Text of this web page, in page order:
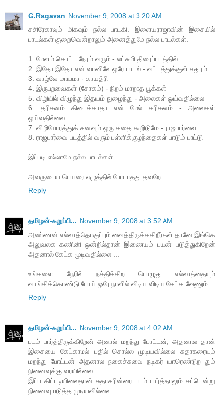
G.Ragavan November 9, 2008 at 3:20 AM
சசிரேகாவும் மிகவும் நல்ல பாடகி. இளையராஜாவின் இசையில்
பாடல்கள் குறைவென்றாலும் அனைத்துமே நல்ல பாடல்கள்.
1. மேளம் கொட்ட நேரம் வரும் - லட்சுமி திரைப்படத்தில்
2. இதோ இதோ என் வானிலே ஒரே பாடல் - வட்டத்துக்குள் சதுரம்
3. வாழ்வே மாயமா - காயத்ரி
4. இருபறவைகள் (சோகம்) - நிறம் மாறாத பூக்கள்
5. விழியில் விழுந்து இதயம் நுழைந்து - அலைகள் ஓய்வதில்லை
6. தரிசனம் கிடைக்காதா என் மேல் கரிசனம் - அலைகள்
ஓய்வதில்லை
7. விழியோரத்துக் கனவும் ஒரு கதை கூறிடுமே - ராஜபார்வை
8. ராஜபார்வை படத்தில் வரும் பள்ளிக்குழந்தைகள் பாடும் பாட்டு
இப்படி எல்லாமே நல்ல பாடல்கள்.
அவருடைய பெயரை எழுத்தில் போடாதது தவறே.
Reply
தமிழன்-கறுப்பி... November 9, 2008 at 3:52 AM
அண்ணன் எல்லாத்தொகுப்பும் வைத்திருக்ககிறீர்கள் தானே இங்கெ
அலுவலக கணினி ஒன்றில்தான் இணையம் பயன் படுத்துகிறேன்
அதனால் கேட்க முடிவதில்லை ...
உங்களை நேரில் நச்திக்கிற பொழுது எல்லாத்தையும்
வாங்கிக்கொண்டு போய் ஒரே நாளில் விடிய விடிய கேட்க வேணும்...
Reply
தமிழன்-கறுப்பி... November 9, 2008 at 4:02 AM
படம் பார்த்திருக்கிறேன் அனால் மறந்து போட்டன், அதனால தான்
இசையை கேட்காமல் பதில் சொல்ல முடியவில்லை சுதாகரையும்
மறந்து போட்டன் அதனால நகைச்சுவை நடிகர் யாரெண்டுற தும்
நினைவுக்கு வரயில்லை ....
இப்ப கிட்டடியிலைதான் சுதாகரின்ரை படம் பார்த்தாலும் சட்டென்று
நினைவு படுத்த முடியவில்லை...